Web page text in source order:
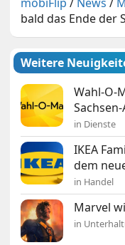
mobiFlip / News /
bald das Ende der
Weitere
Wahl-O-
in Dienste
IKEA
dem
in Handel
Marvel
in